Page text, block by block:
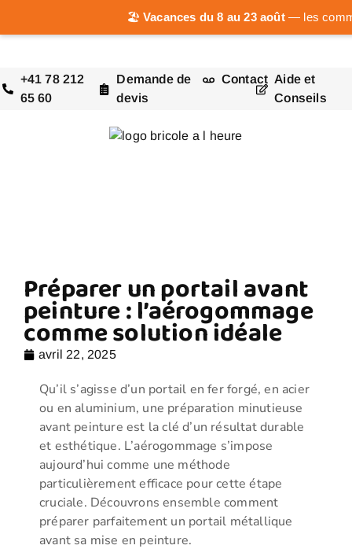
🏖️Vacances du 8 au 23 août— les
+41 78 212
65 60
Demande de
devis
Contact Aide et
Conseils
Préparer un portail avant
peinture : l’aérogommage
comme solution idéale
avril 22, 2025
Qu’il s’agisse d’un portail en fer forgé, en acier
ou en aluminium, une préparation minutieuse
avant peinture est la clé d’un résultat durable
et esthétique. L’aérogommage s’impose
aujourd’hui comme une méthode
particulièrement efficace pour cette étape
cruciale. Découvrons ensemble comment
préparer parfaitement un portail métallique
avant sa mise en peinture.